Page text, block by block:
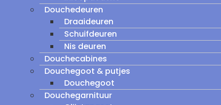
Douchedeuren
Draaideuren
Schuifdeuren
Nis deuren
Douchecabines
Douchegoot & putjes
Douchegoot
Douchegarnituur